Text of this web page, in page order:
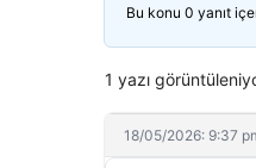
Bu konu 0 yanıt
1 yazı
18/05/2026: 9:37